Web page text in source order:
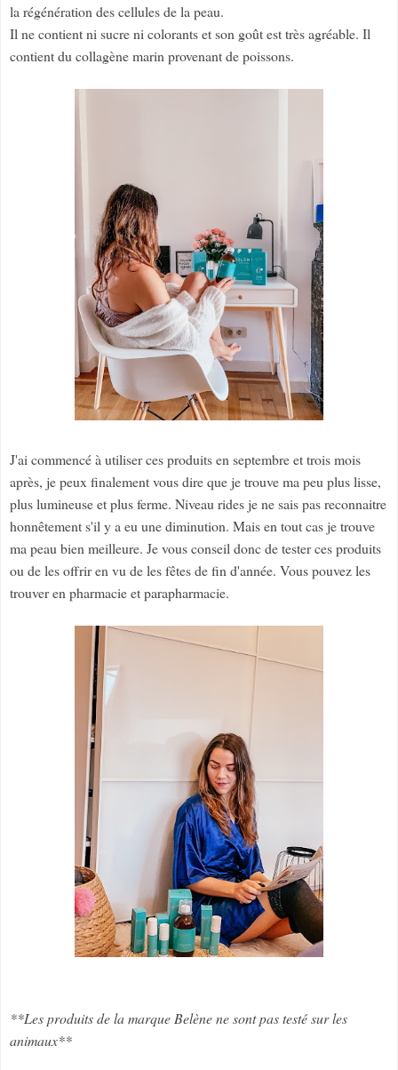
la régénération des cellules de la peau.
Il ne contient ni sucre ni colorants et son goût est très agréable. Il
contient du collagène marin provenant de poissons.
J'ai commencé à utiliser ces produits en septembre et trois mois
après, je peux finalement vous dire que je trouve ma peu plus lisse,
plus lumineuse et plus ferme. Niveau rides je ne sais pas reconnaitre
honnêtement s'il y a eu une diminution. Mais en tout cas je trouve
ma peau bien meilleure. Je vous conseil donc de tester ces produits
ou de les offrir en vu de les fêtes de fin d'année. Vous pouvez les
trouver en pharmacie et parapharmacie.
**Les produits de la marque Belène ne sont pas testé sur les
animaux**